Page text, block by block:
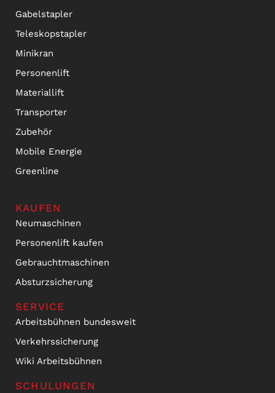
Gabelstapler
Teleskopstapler
Minikran
Personenlift
Materiallift
Transporter
Zubehör
Mobile Energie
Greenline
KAUFEN
Neumaschinen
Personenlift kaufen
Gebrauchtmaschinen
Absturzsicherung
SERVICE
Arbeitsbühnen bundesweit
Verkehrssicherung
Wiki Arbeitsbühnen
SCHULUNGEN